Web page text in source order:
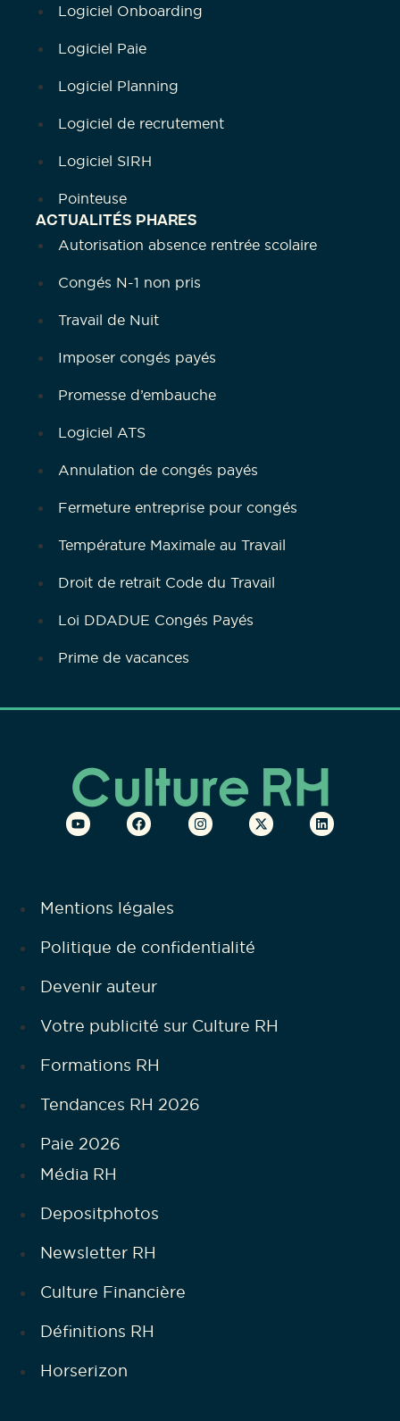
Logiciel Onboarding
Logiciel Paie
Logiciel Planning
Logiciel de recrutement
Logiciel SIRH
Pointeuse
ACTUALITÉS PHARES
Autorisation absence rentrée scolaire
Congés N-1 non pris
Travail de Nuit
Imposer congés payés
Promesse d’embauche
Logiciel ATS
Annulation de congés payés
Fermeture entreprise pour congés
Température Maximale au Travail
Droit de retrait Code du Travail
Loi DDADUE Congés Payés
Prime de vacances
Mentions légales
Politique de confidentialité
Devenir auteur
Votre publicité sur Culture RH
Formations RH
Tendances RH 2026
Paie 2026
Média RH
Depositphotos
Newsletter RH
Culture Financière
Définitions RH
Horserizon